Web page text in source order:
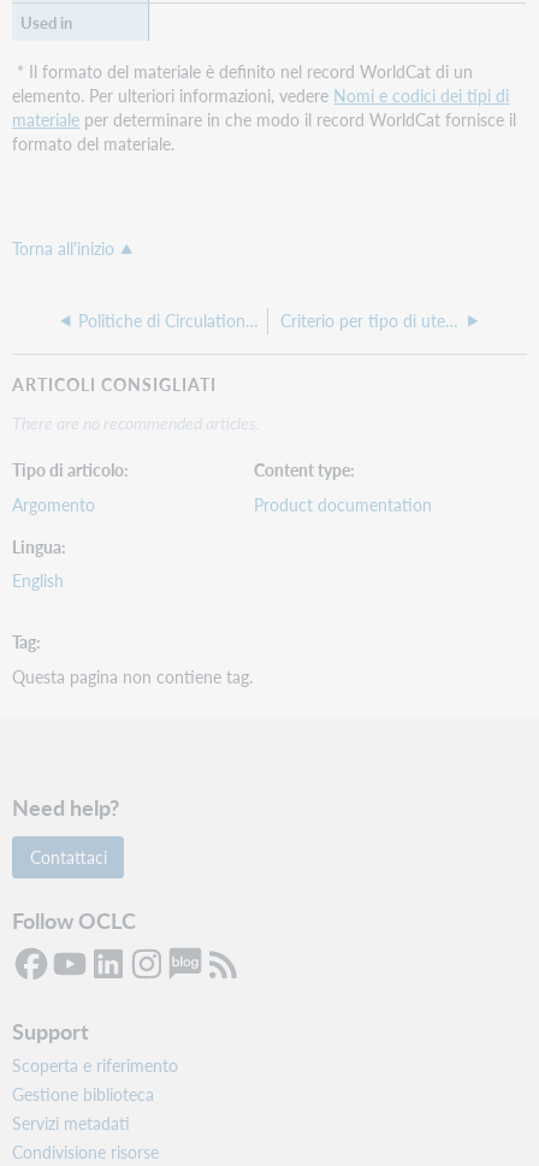
* Il formato del materiale è definito nel record WorldCat di un
elemento. Per ulteriori informazioni, vedere Nomi e codici dei tipi di
materiale per determinare in che modo il record WorldCat fornisce il
formato del materiale.
Torna all'inizio
Politiche di Circulation e dipendenze dalle impostazioni Criterio per tipo di utente
ARTICOLI CONSIGLIATI
There are no recommended articles.
Tipo di articolo
Argomento
Content type
Product documentation
Lingua
English
Tag
Questa pagina non contiene tag.
Need help?
Contattaci
Follow OCLC
Support
Scoperta e riferimento
Gestione biblioteca
Servizi metadati
Condivisione risorse